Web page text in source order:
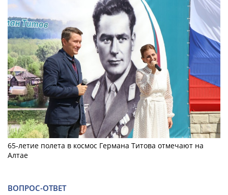
65-летие полета в космос Германа Титова отмечают на
Алтае
ВОПРОС-ОТВЕТ